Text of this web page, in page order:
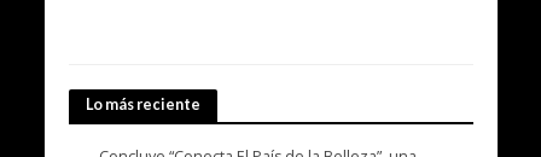
Lo más reciente